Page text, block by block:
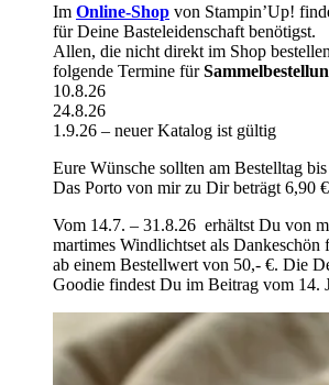
Im Online-Shop von Stampin’Up!
für Deine Basteleidenschaft benötigst.
Allen, die nicht direkt im Shop
folgende Termine für
10.8.26
24.8.26
1.9.26 – neuer Katalog ist gültig
Eure Wünsche sollten am Bestelltag
Das Porto von mir zu Dir beträgt 6,90
Vom 14.7. – 31.8.26 erhältst Du von
martimes Windlichtset als
ab einem Bestellwert von 50,- €. Die
Goodie findest Du im Beitrag vom 14.